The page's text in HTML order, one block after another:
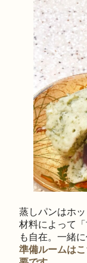
蒸しパンはホ
材料によって
も自在。一緒
準備ルームは